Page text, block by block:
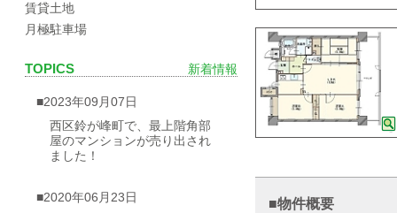
賃貸土地
月極駐車場
TOPICS 新着情報
■2023年09月07日
西区鈴が峰町で、最上階角部
屋のマンションが売り出され
ました！
■2020年06月23日
■物件概要